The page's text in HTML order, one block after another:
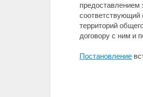
предоставлением
соответствующий
территорий
договору с ним и
Постановление